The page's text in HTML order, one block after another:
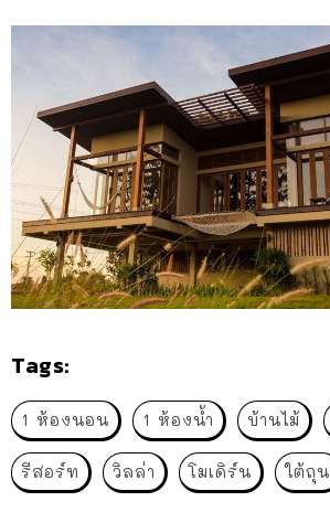
Tags:
1 ห้องนอน 1 ห้องน้ำ บ้านไม้
รีสอร์ท วิลล่า โมเดิร์น ใต้ถุน